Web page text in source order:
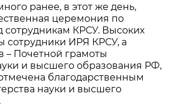
ранее, в этот же день,
церемония по
сотрудникам КРСУ. Высоких
сотрудники ИРЯ КРСУ, а
– Почетной грамоты
и высшего образования РФ,
благодарственным
науки и высшего